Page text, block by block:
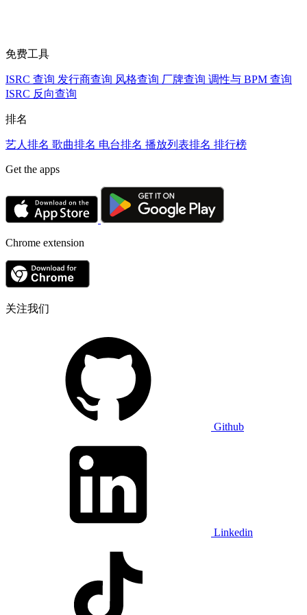
免费工具
ISRC 查询 发行商查询 风格查询 厂牌查询 调性与 BPM 查询
ISRC 反向查询
排名
艺人排名 歌曲排名 电台排名 播放列表排名 排行榜
Get the apps
Chrome extension
关注我们
Github
Linkedin